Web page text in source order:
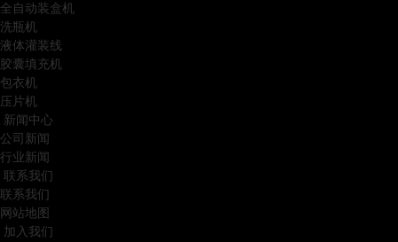
全自动装盒机
洗瓶机
液体灌装线
胶囊填充机
包衣机
压片机
新闻中心
公司新闻
行业新闻
联系我们
联系我们
网站地图
加入我们